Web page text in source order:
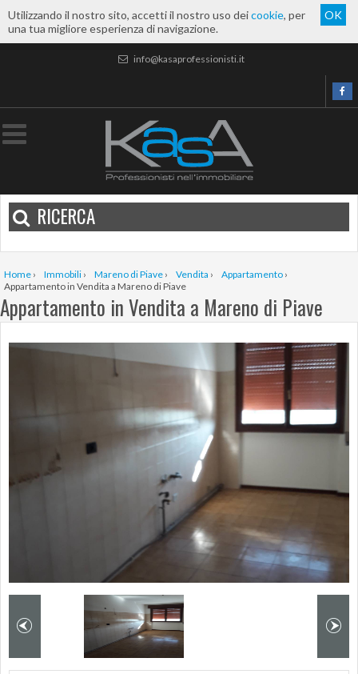
Utilizzando il nostro sito, accetti il nostro uso deicookie, per
una tua migliore esperienza di navigazione.
OK
info@kasaprofessionisti.it
RICERCA
Home › Immobili › Mareno di Piave › Vendita › Appartamento ›
Appartamento in Vendita a Mareno di Piave
Appartamento in Vendita a Mareno di Piave